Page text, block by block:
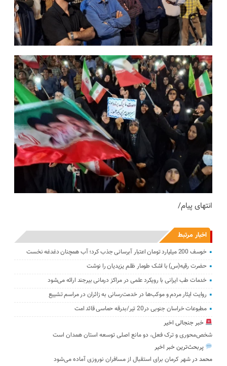
انتهای پیام/
اخبار مرتبط
خوسف 200 میلیارد تومان اعتبار آبرسانی جذب کرد؛ آب همچنان دغدغه نخست
حضرت رقیه(س) با اشک طومار ظلم یزیدیان را نوشت
خدمات طب ایرانی با رویکرد علمی در مراکز درمانی بیرجند ارائه می‌شود
روایت ایثار مردم و موکب‌ها در خدمت‌رسانی به زائران در مراسم تشییع
مطبوعات خراسان جنوبی در20 تیر/بدرقه حماسی قائد امت
خبر جنجالی اخیر
شخص‌محوری و ترک فعل، دو مانع اصلی توسعه استان همدان است
پربحث‌ترین خبر اخیر
محمد درشهر کرمان برای استقبال از مسافران نوروزی آماده می‌شود